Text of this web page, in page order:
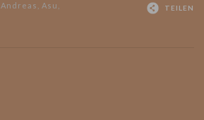
Andreas Asu TEILEN